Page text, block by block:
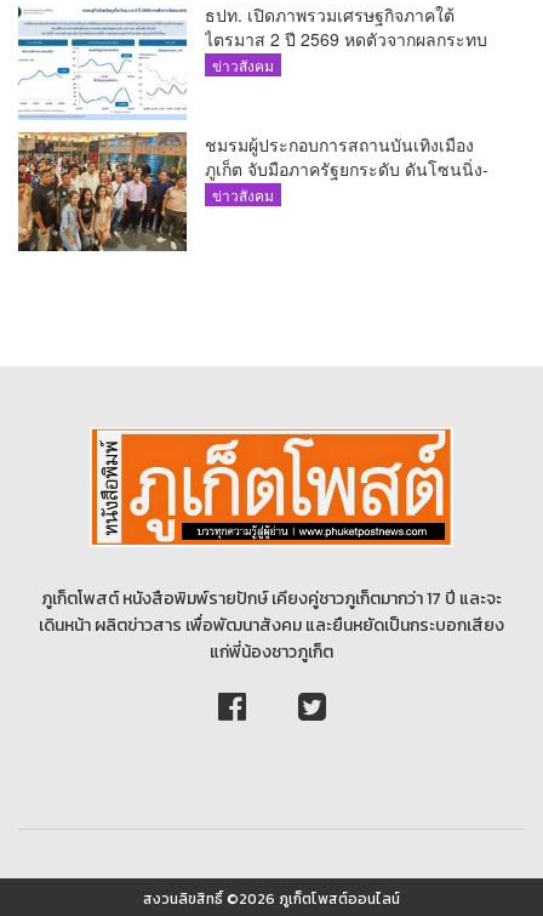
ธปท. เปิดภาพรวมเศรษฐกิจภาคใต้
ไตรมาส 2 ปี 2569 หดตัวจากผลกระทบ
ความขัดแย้งในตะวันออกกลาง
ข่าวสังคม
ชมรมผู้ประกอบการสถานบันเทิงเมือง
ภูเก็ต จับมือภาครัฐยกระดับ ดันโซนนิ่ง-
ขับเคลื่อนท่องเที่ยวอย่างยั่งยืน
ข่าวสังคม
ภูเก็ตโพสต์ หนังสือพิมพ์รายปักษ์ เคียงคู่ชาวภูเก็ตมากว่า 17 ปี และจะ
เดินหน้า ผลิตข่าวสาร เพื่อพัฒนาสังคม และยืนหยัดเป็นกระบอกเสียง
แก่พี่น้องชาวภูเก็ต
สงวนลิขสิทธิ์ ©2026 ภูเก็ตโพสต์ออนไลน์